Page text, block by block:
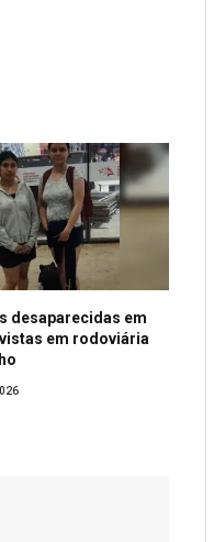
desaparecidas em
em rodoviária